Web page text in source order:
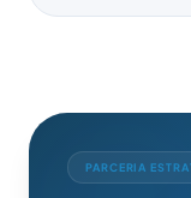
PARCERIA